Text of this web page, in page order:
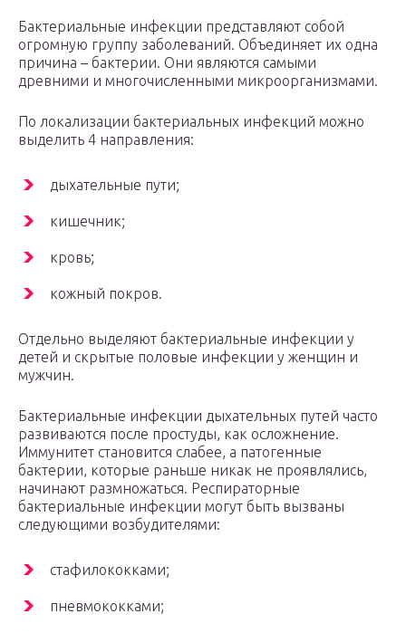
Бактериальные инфекции представляют собой
огромную группу заболеваний. Объединяет их одна
причина – бактерии. Они являются самыми
древними и многочисленными микроорганизмами.
По локализации бактериальных инфекций можно
выделить 4 направления:
дыхательные пути;
кишечник;
кровь;
кожный покров.
Отдельно выделяют бактериальные инфекции у
детей и скрытые половые инфекции у женщин и
мужчин.
Бактериальные инфекции дыхательных путей часто
развиваются после простуды, как осложнение.
Иммунитет становится слабее, а патогенные
бактерии, которые раньше никак не проявлялись,
начинают размножаться. Респираторные
бактериальные инфекции могут быть вызваны
следующими возбудителями:
стафилококками;
пневмококками;